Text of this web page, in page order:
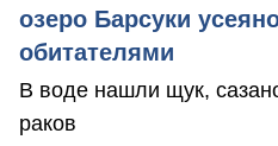
озеро Барсуки
обитателями
В воде нашли щук,
раков